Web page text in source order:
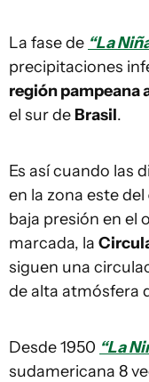
La fase de “La
precipitaciones
región pampeana
el sur de Brasil.
Es así cuando las
en la zona este del
baja presión en el
marcada, la
siguen una
de alta atmósfera
Desde 1950 “La
sudamericana 8